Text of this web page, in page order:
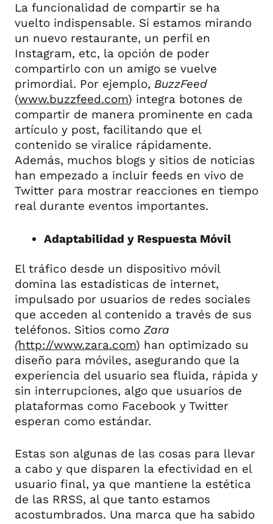
La funcionalidad de compartir se ha
vuelto indispensable. Si estamos mirando
un nuevo restaurante, un perfil en
Instagram, etc, la opción de poder
compartirlo con un amigo se vuelve
primordial. Por ejemplo, BuzzFeed
(www.buzzfeed.com) integra botones de
compartir de manera prominente en cada
artículo y post, facilitando que el
contenido se viralice rápidamente.
Además, muchos blogs y sitios de noticias
han empezado a incluir feeds en vivo de
Twitter para mostrar reacciones en tiempo
real durante eventos importantes.
Adaptabilidad y Respuesta Móvil
El tráfico desde un dispositivo móvil
domina las estadísticas de internet,
impulsado por usuarios de redes sociales
que acceden al contenido a través de sus
teléfonos. Sitios como Zara
(http://www.zara.com) han optimizado su
diseño para móviles, asegurando que la
experiencia del usuario sea fluida, rápida y
sin interrupciones, algo que usuarios de
plataformas como Facebook y Twitter
esperan como estándar.
Estas son algunas de las cosas para llevar
a cabo y que disparen la efectividad en el
usuario final, ya que mantiene la estética
de las RRSS, al que tanto estamos
acostumbrados. Una marca que ha sabido